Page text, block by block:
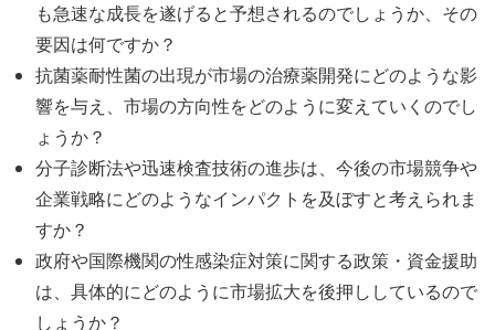
も急速な成長を遂げると予想されるのでしょうか、その
要因は何ですか？
抗菌薬耐性菌の出現が市場の治療薬開発にどのような影
響を与え、市場の方向性をどのように変えていくのでし
ょうか？
分子診断法や迅速検査技術の進歩は、今後の市場競争や
企業戦略にどのようなインパクトを及ぼすと考えられま
すか？
政府や国際機関の性感染症対策に関する政策・資金援助
は、具体的にどのように市場拡大を後押ししているので
しょうか？